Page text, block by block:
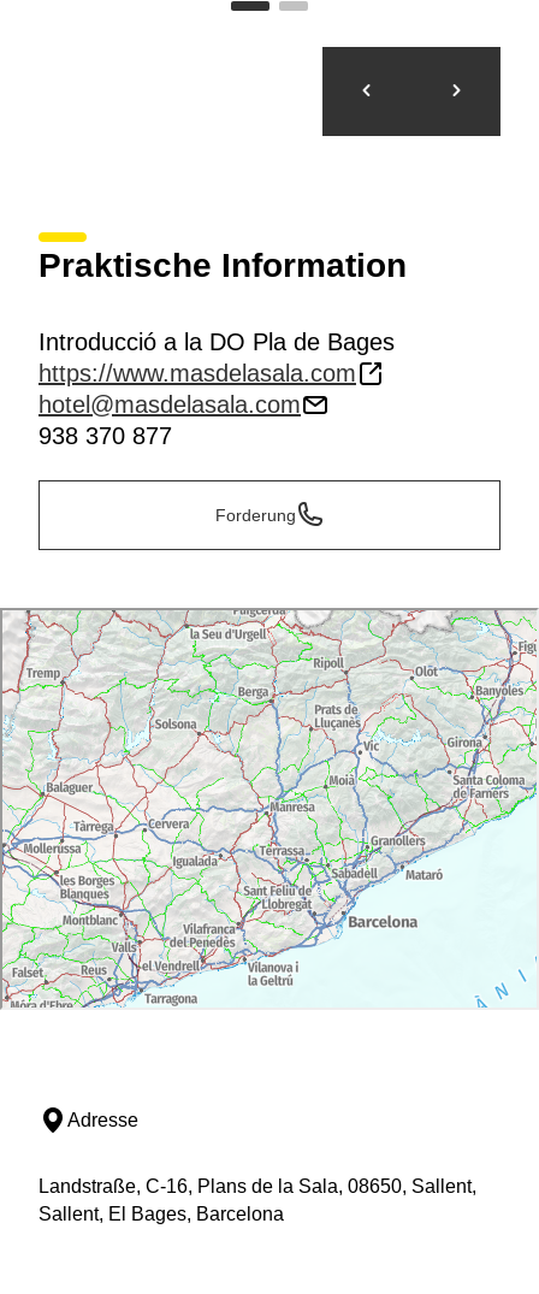
Praktische Information
Introducció a la DO Pla de Bages
https://www.masdelasala.com
hotel@masdelasala.com
938 370 877
Forderung
Adresse
Landstraße, C-16, Plans de la Sala, 08650, Sallent,
Sallent, El Bages, Barcelona